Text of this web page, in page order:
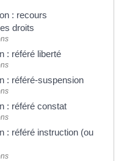
: recours
droits
: référé liberté
: référé-suspension
: référé constat
: référé instruction (ou